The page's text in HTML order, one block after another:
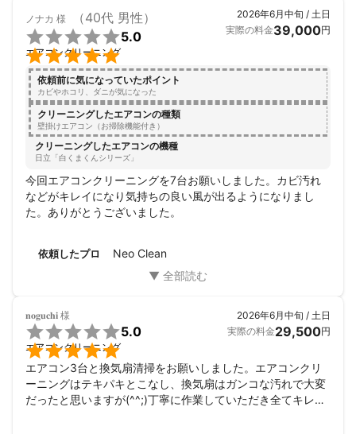
ノナカ 様 （40代 男性）


5.0
エアコンクリーニング
2026年6月中旬 / 土日
実際の料金39,000円
依頼前に気になっていたポイント
カビやホコリ、ダニが気になった
クリーニングしたエアコンの種類
壁掛けエアコン（お掃除機能付き）
クリーニングしたエアコンの機種
日立「白くまくんシリーズ」
今回エアコンクリーニングを7台お願いしました。カビ汚れ
などがキレイになり気持ちの良い風が出るようになりまし
た。ありがとうございました。
依頼したプロ Neo Clean
𝐧𝐨𝐠𝐮𝐜𝐡𝐢 様


5.0
エアコンクリーニング
2026年6月中旬 / 土日
実際の料金29,500円
エアコン3台と換気扇清掃をお願いしました。エアコンクリ
ーニングはテキパキとこなし、換気扇はガンコな汚れで大変
だったと思いますが(^^;)丁寧に作業していただき全てキレイ